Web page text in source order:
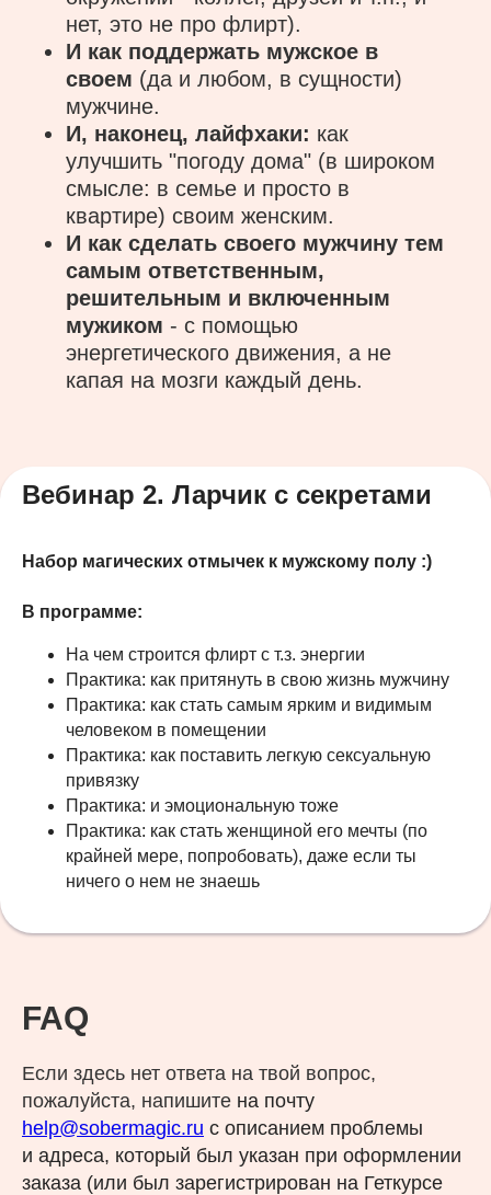
нет, это не про флирт).
И как поддержать мужское в
своем (да и любом, в сущности)
мужчине.
И, наконец, лайфхаки: как
улучшить "погоду дома" (в широком
смысле: в семье и просто в
квартире) своим женским.
И как сделать своего мужчину тем
самым ответственным,
решительным и включенным
мужиком - с помощью
энергетического движения, а не
капая на мозги каждый день.
Вебинар 2. Ларчик с секретами
Набор магических отмычек к мужскому полу :)
В программе:
На чем строится флирт с т.з. энергии
Практика: как притянуть в свою жизнь мужчину
Практика: как стать самым ярким и видимым
человеком в помещении
Практика: как поставить легкую сексуальную
привязку
Практика: и эмоциональную тоже
Практика: как стать женщиной его мечты (по
крайней мере, попробовать), даже если ты
ничего о нем не знаешь
FAQ
Если здесь нет ответа на твой вопрос,
пожалуйста, напишите на почту
help@sobermagic.ru с описанием проблемы
и адреса, который был указан при оформлении
заказа (или был зарегистрирован на Геткурсе